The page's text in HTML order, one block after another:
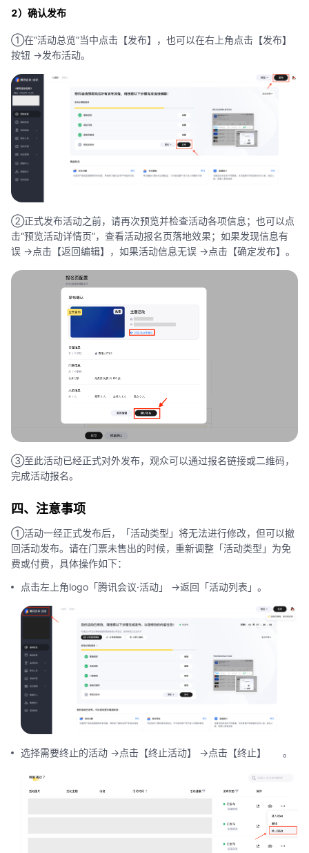
2）确认发布
①在“活动总览”当中点击【发布】，也可以在右上角点击【发布】
按钮 ->发布活动。
②正式发布活动之前，请再次预览并检查活动各项信息；也可以点
击“预览活动详情页”，查看活动报名页落地效果；如果发现信息有
误 ->点击【返回编辑】，如果活动信息无误 ->点击【确定发布】。
③至此活动已经正式对外发布，观众可以通过报名链接或二维码，
完成活动报名。
四、注意事项
①活动一经正式发布后，「活动类型」将无法进行修改，但可以撤
回活动发布。请在门票未售出的时候，重新调整「活动类型」为免
费或付费，具体操作如下：
点击左上角logo「腾讯会议·活动」 ->返回「活动列表」。
选择需要终止的活动 ->点击【终止活动】 ->点击【终止】 。